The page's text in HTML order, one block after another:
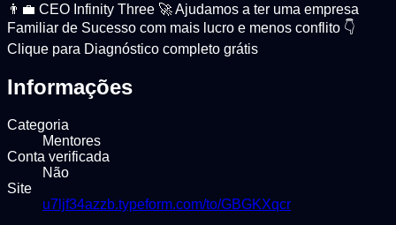
👨‍💼 CEO Infinity Three 🚀 Ajudamos a ter uma empresa
Familiar de Sucesso com mais lucro e menos conflito 👇
Clique para Diagnóstico completo grátis
Informações
Categoria
Mentores
Conta verificada
Não
Site
u7ljf34azzb.typeform.com/to/GBGKXqcr